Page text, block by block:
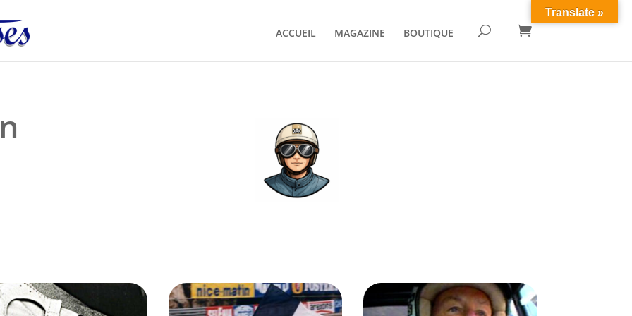
ACCUEIL MAGAZINE BOUTIQUE U 
Translate »